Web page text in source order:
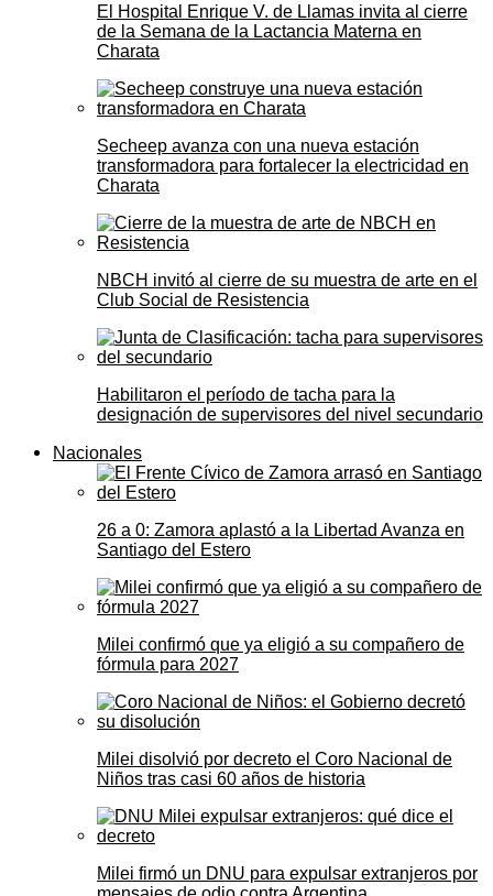
El Hospital Enrique V. de Llamas invita al cierre
de la Semana de la Lactancia Materna en
Charata
Secheep avanza con una nueva estación
transformadora para fortalecer la electricidad en
Charata
NBCH invitó al cierre de su muestra de arte en el
Club Social de Resistencia
Habilitaron el período de tacha para la
designación de supervisores del nivel secundario
Nacionales
26 a 0: Zamora aplastó a la Libertad Avanza en
Santiago del Estero
Milei confirmó que ya eligió a su compañero de
fórmula para 2027
Milei disolvió por decreto el Coro Nacional de
Niños tras casi 60 años de historia
Milei firmó un DNU para expulsar extranjeros por